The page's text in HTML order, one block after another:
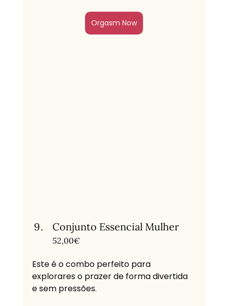
Orgasm Now
Conjunto Essencial Mulher
52,00€
Este é o combo perfeito para
explorares o prazer de forma divertida
e sem pressões.